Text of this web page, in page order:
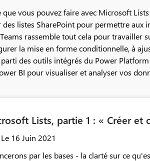
que vous pouvez faire avec Microsoft
listes SharePoint pour permettre
rassemble tout cela pour
la mise en forme conditionnelle, à
des outils intégrés du Power
BI pour visualiser et analyser vos
Lists, partie 1 : « Créer et
16 Juin 2021
par les bases - la clarté sur ce